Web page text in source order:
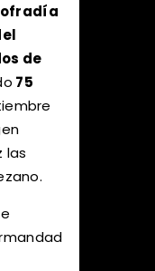
de
75
las